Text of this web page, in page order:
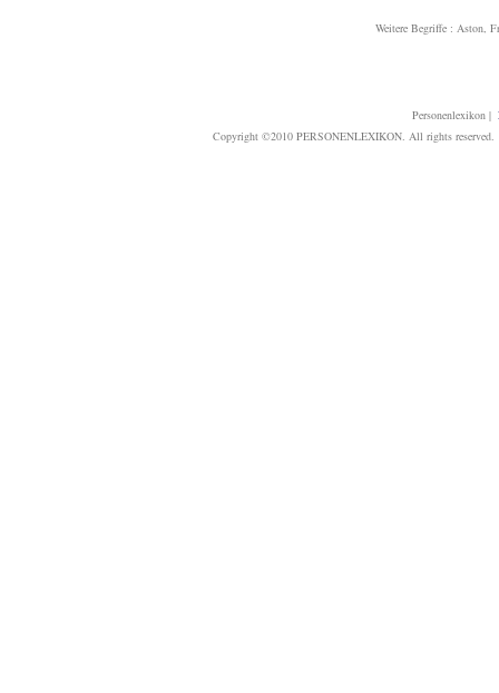
Weitere Begriffe : Aston,
Personenlexikon|
Copyright ©2010 PERSONENLEXIKON. All rights